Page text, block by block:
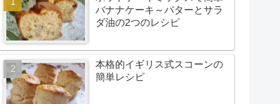
バナナケーキ～バターとサラ
ダ油の2つのレシピ
本格的イギリス式スコーンの
簡単レシピ